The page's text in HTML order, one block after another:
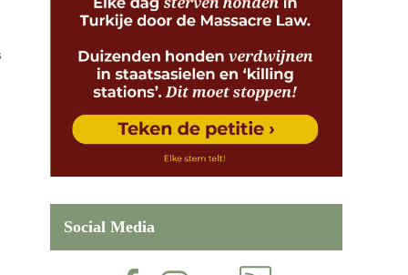
Social Media